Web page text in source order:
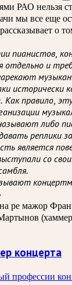
РАО нельзя
мы все еще
о
пианистов,
отдельно и
правило,
либо
реплики
является
со
ре мажор
концерта
профессии